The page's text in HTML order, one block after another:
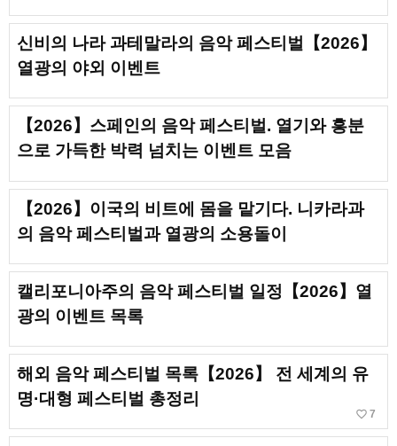
신비의 나라 과테말라의 음악 페스티벌【2026】
열광의 야외 이벤트
【2026】스페인의 음악 페스티벌. 열기와 흥분
으로 가득한 박력 넘치는 이벤트 모음
【2026】이국의 비트에 몸을 맡기다. 니카라과
의 음악 페스티벌과 열광의 소용돌이
캘리포니아주의 음악 페스티벌 일정【2026】열
광의 이벤트 목록
해외 음악 페스티벌 목록【2026】 전 세계의 유
명·대형 페스티벌 총정리
favorite_border 7